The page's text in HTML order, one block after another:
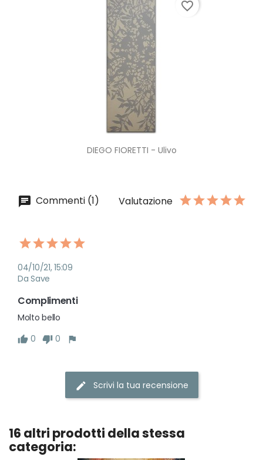
DIEGO FIORETTI - Ulivo
favorite_border
Commenti (1) Valutazione
04/10/21, 15:09
Da Save
Complimenti
Molto bello
0
0
Scrivi la tua recensione
16 altri prodotti della stessa
categoria: